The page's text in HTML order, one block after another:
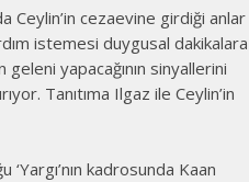
Ceylin’in cezaevine girdiği anlar
istemesi duygusal dakikalara
yapacağının sinyallerini
Tanıtıma Ilgaz ile Ceylin’in
kadrosunda Kaan